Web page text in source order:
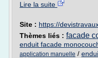
Lire la suite
Site : https://
Thèmes liés : facade
enduit facade
application manuelle /